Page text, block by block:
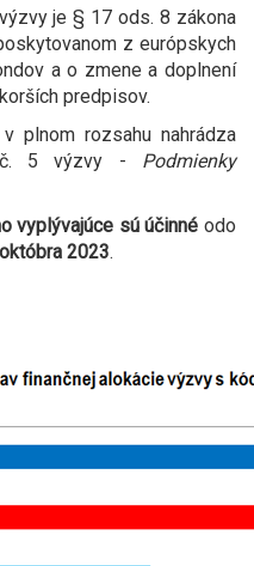
je § 17 ods. 8 zákona
z európskych
a o zmene a doplnení
predpisov.
plnom rozsahu nahrádza
č. 5 výzvy - Podmienky
vyplývajúce sú účinné odo
2023.